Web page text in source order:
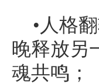
•人格
晚释放另
魂共鸣；